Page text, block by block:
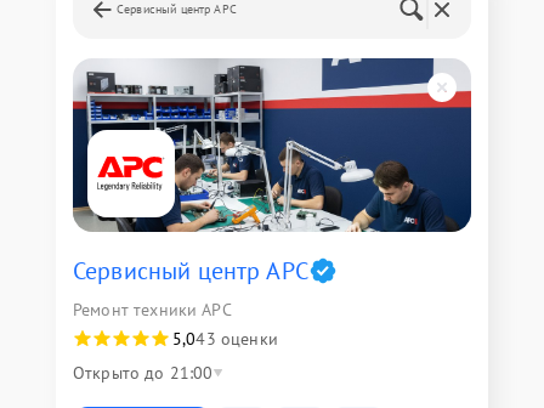
Сервисный центр APC
Сервисный центр APC
Ремонт техники APC
5,043 оценки
Открыто до 21:00